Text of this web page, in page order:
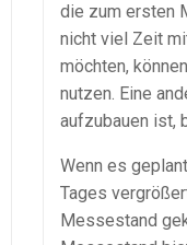
die zum ersten
nicht viel Zeit
möchten,
nutzen. Eine
aufzubauen ist,
Wenn es
Tages
Messestand